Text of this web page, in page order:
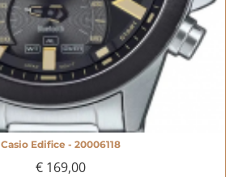
Casio Edifice - 20006118
€ 169,00